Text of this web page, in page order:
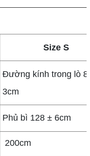
SizeS
Đường kính trong lò
3cm
Phủ bì 128 ± 6cm
200cm